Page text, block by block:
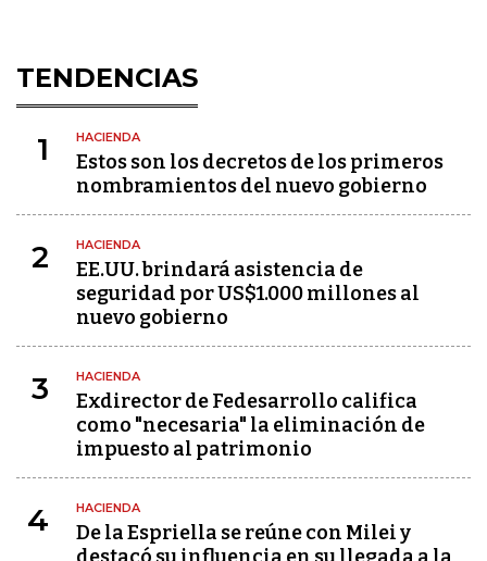
TENDENCIAS
1 HACIENDA
Estos son los decretos de los primeros
nombramientos del nuevo gobierno
2 HACIENDA
EE.UU. brindará asistencia de
seguridad por US$1.000 millones al
nuevo gobierno
3 HACIENDA
Exdirector de Fedesarrollo califica
como "necesaria" la eliminación de
impuesto al patrimonio
4 HACIENDA
De la Espriella se reúne con Milei y